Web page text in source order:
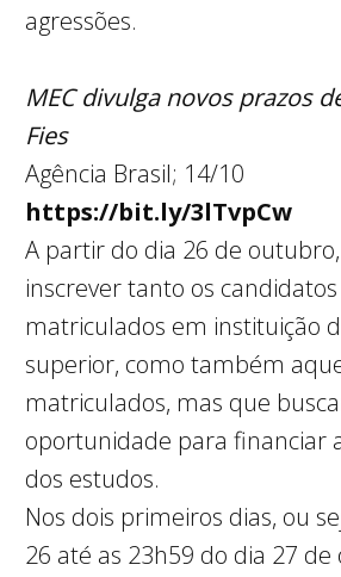
agressões.
MEC divulga novos prazos
Fies
Agência Brasil; 14/10
https://bit.ly/3lTvpCw
A partir do dia 26 de
inscrever tanto os
matriculados em instituição
superior, como também
matriculados, mas que
oportunidade para financiar
dos estudos.
Nos dois primeiros dias, ou
26 até as 23h59 do dia 27 de